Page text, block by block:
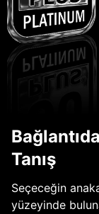
Tanış
Seçeceğin
yüzeyinde